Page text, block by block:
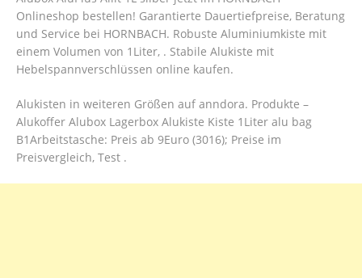
Onlineshop bestellen! Garantierte Dauertiefpreise, Beratung
und Service bei HORNBACH. Robuste Aluminiumkiste mit
einem Volumen von 1Liter, . Stabile Alukiste mit
Hebelspannverschlüssen online kaufen.
Alukisten in weiteren Größen auf anndora. Produkte –
Alukoffer Alubox Lagerbox Alukiste Kiste 1Liter alu bag
B1Arbeitstasche: Preis ab 9Euro (3016); Preise im
Preisvergleich, Test .